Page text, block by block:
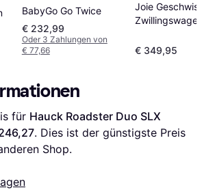
BabyGo Go Twice
€ 232,99
Oder 3 Zahlungen von
€ 77,66
Joie
€ 349,95
für Hauck Roadster Duo SLX
. Dies ist der günstigste Preis
Shop.